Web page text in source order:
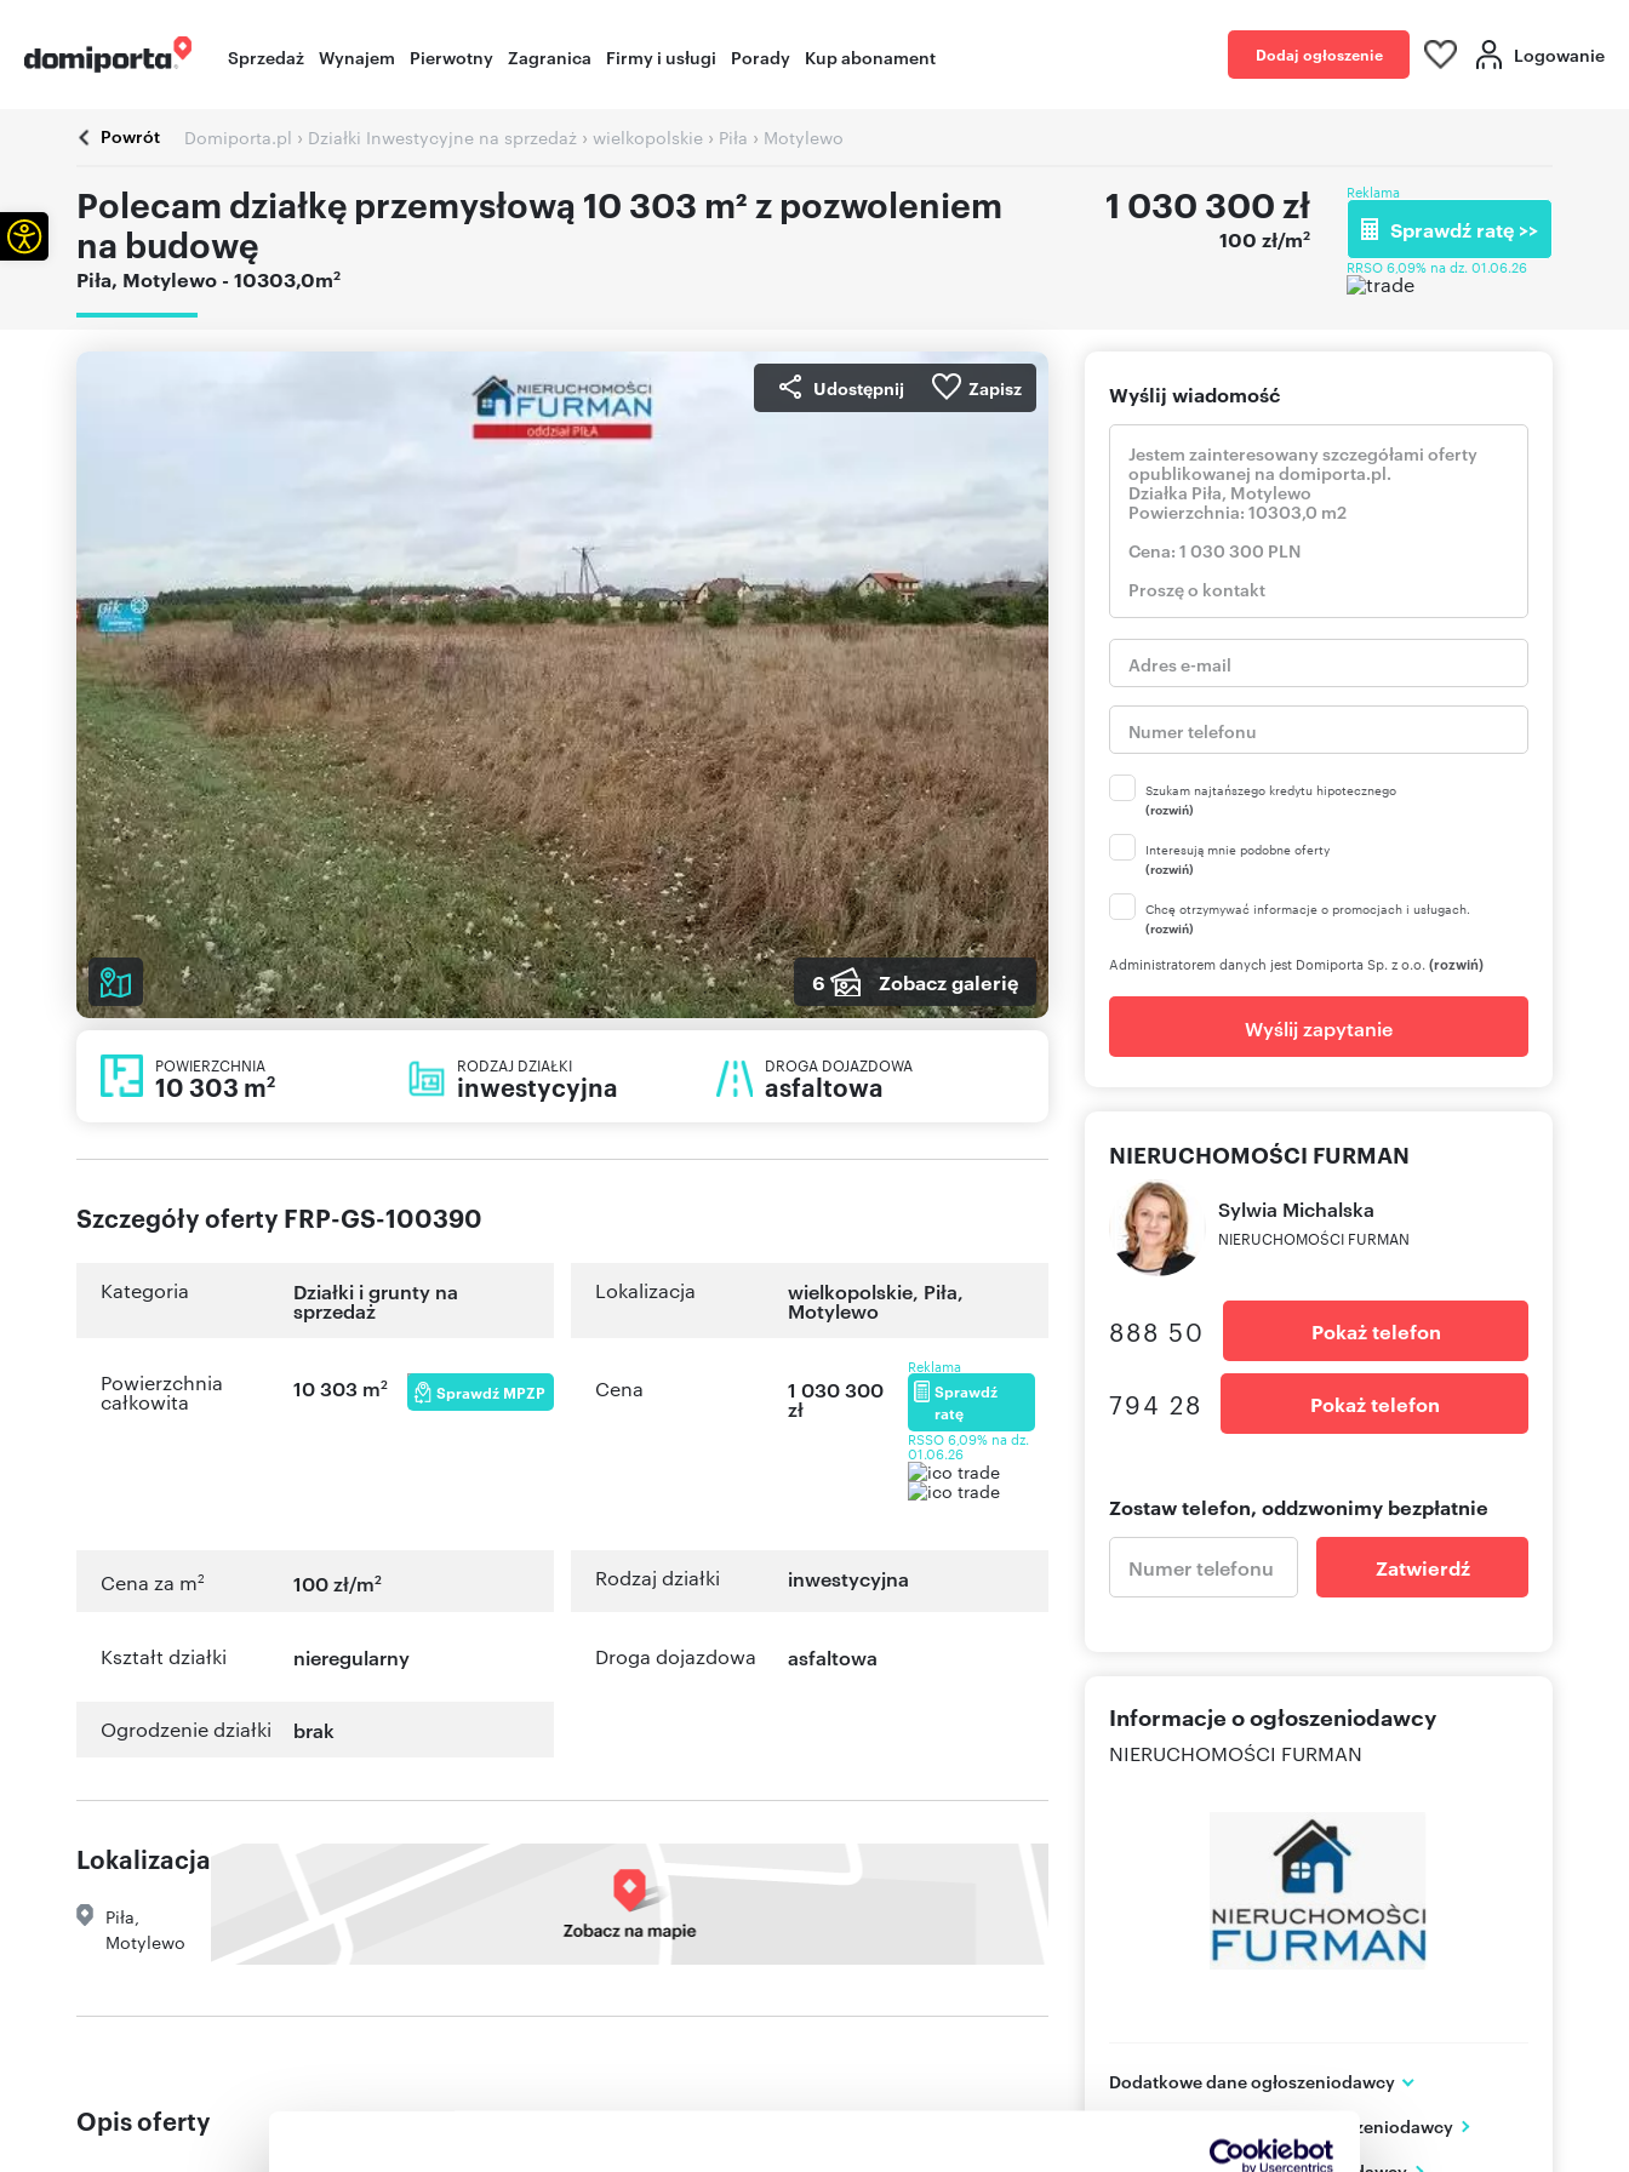
Sprzedaż Wynajem Pierwotny Zagranica Firmy i usługi Porady Kup abonament Dodaj ogłoszenie Logowanie
Powrót Domiporta.pl › Działki Inwestycyjne na sprzedaż › wielkopolskie › Piła › Motylewo
Polecam działkę przemysłową 10 303 m² z pozwoleniem
na budowę
Piła, Motylewo - 10303,0m2
1 030 300 zł
100 zł/m2
Reklama
Sprawdź ratę >>
RRSO 6,09% na dz. 01.06.26
Udostępnij Zapisz
6 Zobacz galerię
POWIERZCHNIA
10 303 m2
RODZAJ DZIAŁKI
inwestycyjna
DROGA DOJAZDOWA
asfaltowa
Szczegóły oferty FRP-GS-100390
Kategoria Działki i grunty na
sprzedaż
Lokalizacja wielkopolskie, Piła,
Motylewo
Powierzchnia
całkowita
10 303 m2 Sprawdź MPZP Cena 1 030 300
zł
Reklama
Sprawdź
ratę
RSSO 6,09% na dz.
01.06.26
Cena za m2 100 zł/m2 Rodzaj działki inwestycyjna
Kształt działki nieregularny Droga dojazdowa asfaltowa
Ogrodzenie działki brak
Lokalizacja
Piła
Motylewo
Opis oferty
Wyślij wiadomość
Szukam najtańszego kredytu hipotecznego
(rozwiń)
Interesują mnie podobne oferty
(rozwiń)
Chcę otrzymywać informacje o promocjach i usługach.
(rozwiń)
Administratorem danych jest Domiporta Sp. z o.o. (rozwiń)
Wyślij zapytanie
NIERUCHOMOŚCI FURMAN
Sylwia Michalska
NIERUCHOMOŚCI FURMAN
888 50 Pokaż telefon
794 28 Pokaż telefon
Zostaw telefon, oddzwonimy bezpłatnie
Zatwierdź
Informacje o ogłoszeniodawcy
NIERUCHOMOŚCI FURMAN
Dodatkowe dane ogłoszeniodawcy
wielkopolskie
Zobacz wszystkie oferty ogłoszeniodawcy
Otwórz pasek narzędzi